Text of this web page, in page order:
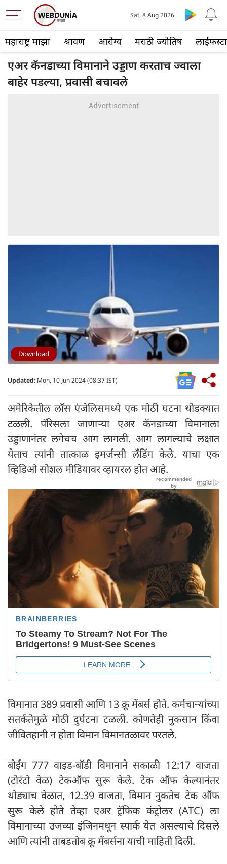
महाराष्ट्र माझा श्रावण आरोग्य मराठी ज्योतिष
Sat, 8 Aug 2026
एअर कॅनडाच्या विमानाने उड्डाण करताच ज्वाला
बाहेर पडल्या, प्रवासी बचावले
Download
Updated: Mon, 10 Jun 2024 (08:37 IST)
अमेरिकेतील लॉस एंजेलिसमध्ये एक मोठी घटना थोडक्यात
टळली. पॅरिसला जाणाऱ्या एअर कॅनडाच्या विमानाला
उड्डाणानंतर लगेचच आग लागली. आग लागल्याचे लक्षात
येताच त्यांनी तात्काळ इमर्जन्सी लँडिंग केले. याचा एक
व्हिडिओ सोशल मीडियावर व्हायरल होत आहे.
विमानात 389 प्रवासी आणि 13 क्रू मेंबर्स होते. कर्मचाऱ्यांच्या
सतर्कतेमुळे मोठी दुर्घटना टळली. कोणतेही नुकसान किंवा
जीवितहानी न होता विमान विमानतळावर परतले.
बोईंग 777 वाइड-बॉडी विमानाने सकाळी 12:17 वाजता
(टोरंटो वेळ) टेकऑफ सुरू केले. टेक ऑफ केल्यानंतर
थोड्याच वेळात, 12.39 वाजता, विमान नुकतेच टेक ऑफ
सुरू केले होते तेव्हा एअर ट्रॅफिक कंट्रोलर (ATC) ला
विमानाच्या उजव्या इंजिनमधून स्पार्क येत असल्याचे दिसले
आणि त्यांनी ताबडतोब क्रू मेंबर्सना याची माहिती दिली.